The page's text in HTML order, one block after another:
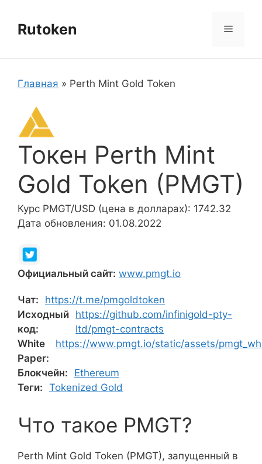
содержимому
Rutoken Меню
Главная » Perth Mint Gold Token
Токен Perth Mint
Gold Token (PMGT)
Курс PMGT/USD (цена в долларах): 1742.32
Дата обновления: 01.08.2022
Официальный сайт: www.pmgt.io
Чат:
https://t.me/pmgoldtoken
Исходный
код:
https://github.com/infinigold-pty-
ltd/pmgt-contracts
White
Paper:
https://www.pmgt.io/static/assets/
Блокчейн:
Ethereum
Теги: Tokenized Gold
Что такое PMGT?
Perth Mint Gold Token (PMGT), запущенный в